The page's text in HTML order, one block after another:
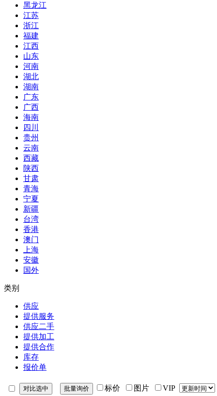
黑龙江
江苏
浙江
福建
江西
山东
河南
湖北
湖南
广东
广西
海南
四川
贵州
云南
西藏
陕西
甘肃
青海
宁夏
新疆
台湾
香港
澳门
上海
安徽
国外
类别
供应
提供服务
供应二手
提供加工
提供合作
库存
报价单
标价 图片 VIP